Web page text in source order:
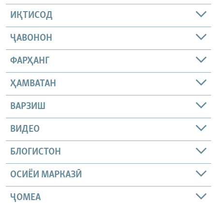
ИҚТИСОД
ҶАВОНОН
ФАРҲАНГ
ҲАМВАТАН
ВАРЗИШ
ВИДЕО
БЛОГИСТОН
ОСИЁИ МАРКАЗӢ
ҶОМEА